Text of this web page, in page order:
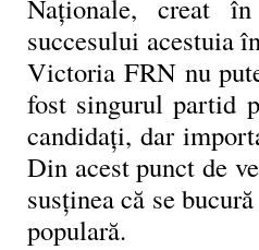
Naţionale, creat
succesului acestuia
Victoria FRN nu
fost singurul partid
candidaţi, dar
Din acest punct de
susţinea că se
populară.